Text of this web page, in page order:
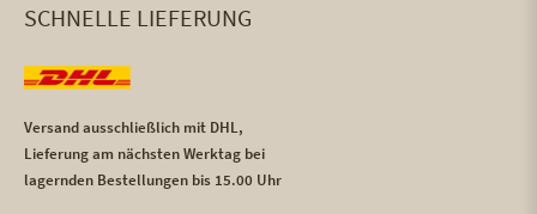
SCHNELLE LIEFERUNG
Versand ausschließlich mit DHL,
Lieferung am nächsten Werktag bei
lagernden Bestellungen bis 15.00 Uhr